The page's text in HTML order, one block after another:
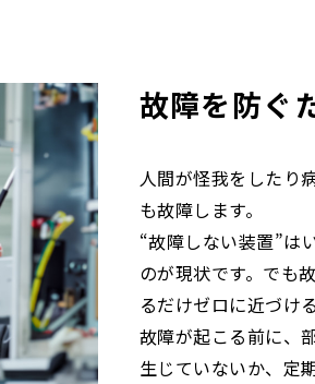
故障を防ぐ
人間が怪我をしたり
も故障します。
“故障しない装置”は
のが現状です。でも
るだけゼロに近づけ
故障が起こる前に、
生じていないか、定